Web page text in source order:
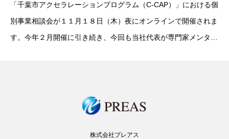
「千葉市アクセラレーションプログラム（C-CAP）」における個
別事業相談会が１１月１８日（木）夜にオンラインで開催されま
す。今年２月開催に引き続き、今回も当社代表が専門家メンター
株式会社プレアス